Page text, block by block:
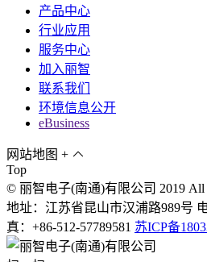
产品中心
行业应用
服务中心
加入丽智
联系我们
环境信息公开
eBusiness
网站地图 +
Top
© 丽智电子(南通)有限公司 2019 All
地址：江苏省昆山市汉浦路989号
真：+86-512-57789581 苏ICP备